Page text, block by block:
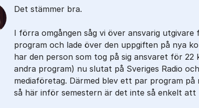
Det stämmer bra.
I förra omgången såg vi över ansvarig utgivare
program och lade över den uppgiften på nya
har den person som tog på sig ansvaret för
andra program) nu slutat på Sveriges Radio
mediaföretag. Därmed blev ett par program
så här inför semestern är det inte så enkelt att